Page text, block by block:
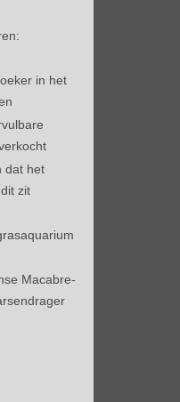
in het
dat het
zit
Macabre-